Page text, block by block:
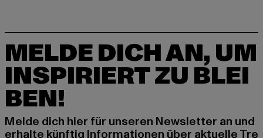
MELDE DICH AN, UM
INSPIRIERT ZU BLEI
BEN!
Melde dich hier für unseren Newsletter an und
erhalte künftig Informationen über aktuelle Tre